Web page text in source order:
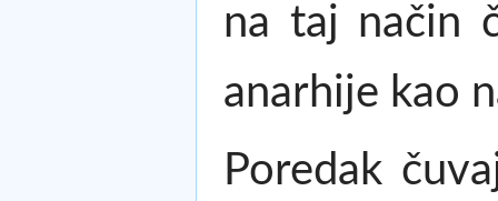
na taj način
anarhije kao
Poredak